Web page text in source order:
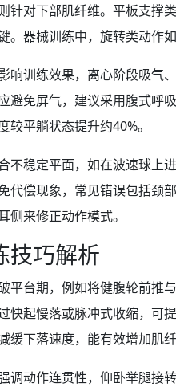
针对下部肌纤维。平板支撑
。器械训练中，旋转类动作
响训练效果，离心阶段吸气
避免屏气，建议采用腹式呼
较平躺状态提升约40%。
不稳定平面，如在波速球上
代偿现象，常见错误包括颈
侧来修正动作模式。
技巧解析
平台期，例如将健腹轮前推
快起慢落或脉冲式收缩，可
缓下落速度，能有效增加肌
调动作连贯性，仰卧举腿接